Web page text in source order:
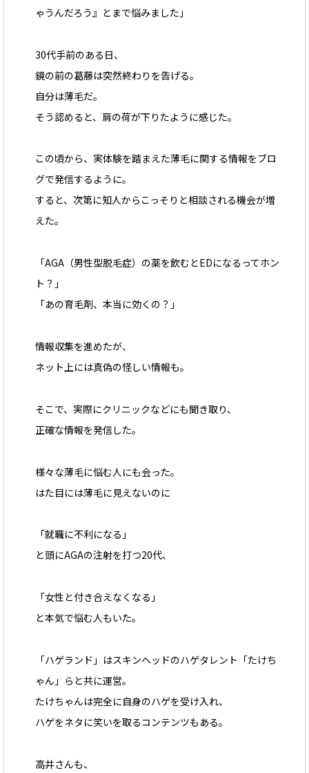
ゃうんだろう』とまで悩みました」
30代手前のある日、
鏡の前の葛藤は突然終わりを告げる。
自分は薄毛だ。
そう認めると、肩の荷が下りたように感じた。
この頃から、実体験を踏まえた薄毛に関する情報をブロ
グで発信するように。
すると、次第に知人からこっそりと相談される機会が増
えた。
「AGA（男性型脱毛症）の薬を飲むとEDになるってホン
ト？」
「あの育毛剤、本当に効くの？」
情報収集を進めたが、
ネット上には真偽の怪しい情報も。
そこで、実際にクリニックなどにも聞き取り、
正確な情報を発信した。
様々な薄毛に悩む人にも会った。
はた目には薄毛に見えないのに
「就職に不利になる」
と頭にAGAの注射を打つ20代、
「女性と付き合えなくなる」
と本気で悩む人もいた。
「ハゲランド」はスキンヘッドのハゲタレント「たけち
ゃん」らと共に運営。
たけちゃんは完全に自身のハゲを受け入れ、
ハゲをネタに笑いを取るコンテンツもある。
高井さんも、